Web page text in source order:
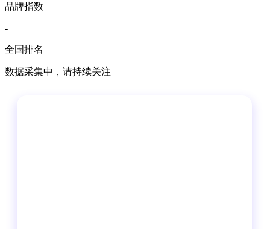
品牌指数
-
全国排名
数据采集中，请持续关注